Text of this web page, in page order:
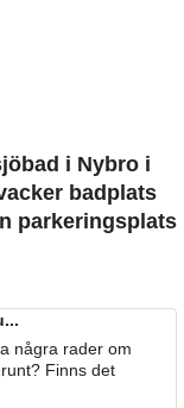
i Nybro i
badplats
parkeringsplats
några rader om
Finns det